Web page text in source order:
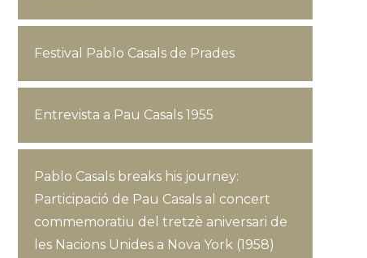
Festival Pablo Casals de Prades
Entrevista a Pau Casals 1955
Pablo Casals breaks his journey:
Participació de Pau Casals al concert
commemoratiu del tretzè aniversari de
les Nacions Unides a Nova York (1958)